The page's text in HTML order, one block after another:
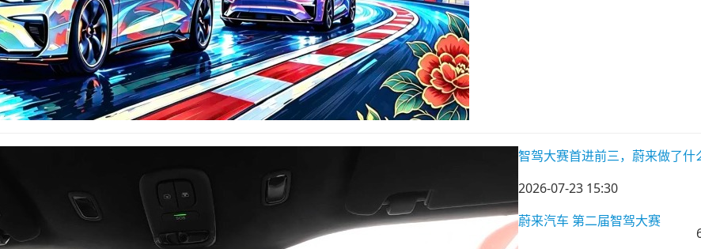
智驾大赛首进前三，蔚来做了什
2026-07-23 15:30
蔚来汽车 第二届智驾大赛